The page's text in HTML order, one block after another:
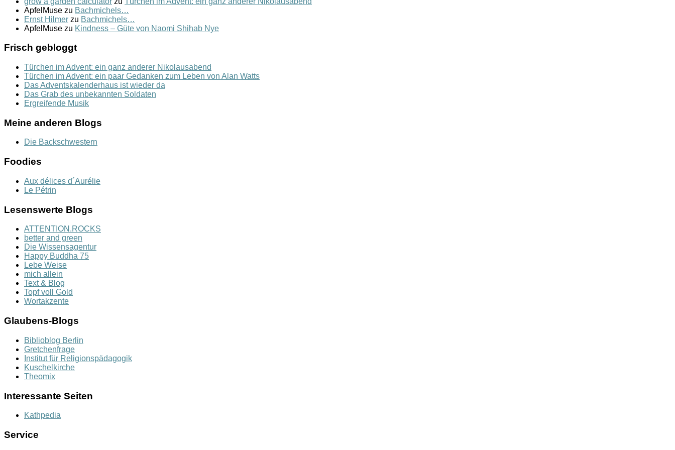
ApfelMuse zu Bachmichels…
Ernst Hilmer zu Bachmichels…
ApfelMuse zu Kindness – Güte von Naomi Shihab Nye
Frisch gebloggt
Türchen im Advent: ein ganz anderer Nikolausabend
Türchen im Advent: ein paar Gedanken zum Leben von Alan Watts
Das Adventskalenderhaus ist wieder da
Das Grab des unbekannten Soldaten
Ergreifende Musik
Meine anderen Blogs
Die Backschwestern
Foodies
Aux délices d´Aurélie
Le Pétrin
Lesenswerte Blogs
ATTENTION.ROCKS
better and green
Die Wissensagentur
Happy Buddha 75
Lebe Weise
mich allein
Text & Blog
Topf voll Gold
Wortakzente
Glaubens-Blogs
Biblioblog Berlin
Gretchenfrage
Institut für Religionspädagogik
Kuschelkirche
Theomix
Interessante Seiten
Kathpedia
Service